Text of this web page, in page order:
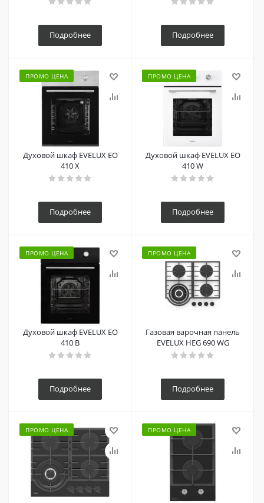
Подробнее Подробнее
ПРОМО ЦЕНА
Духовой шкаф EVELUX EO
410 X
Подробнее
ПРОМО ЦЕНА
Духовой шкаф EVELUX EO
410 W
Подробнее
ПРОМО ЦЕНА
Духовой шкаф EVELUX EO
410 B
Подробнее
ПРОМО ЦЕНА
Газовая варочная панель
EVELUX HEG 690 WG
Подробнее
ПРОМО ЦЕНА ПРОМО ЦЕНА